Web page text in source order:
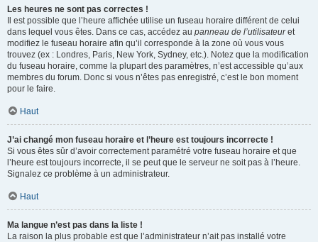
Les heures ne sont pas correctes !
Il est possible que l’heure affichée utilise un fuseau horaire différent de celui
dans lequel vous êtes. Dans ce cas, accédez au panneau de l’utilisateuret
modifiez le fuseau horaire afin qu’il corresponde à la zone où vous vous
trouvez (ex : Londres, Paris, New York, Sydney, etc.). Notez que la modification
du fuseau horaire, comme la plupart des paramètres, n’est accessible qu’aux
membres du forum. Donc si vous n’êtes pas enregistré, c’est le bon moment
pour le faire.
Haut
J’ai changé mon fuseau horaire et l’heure est toujours incorrecte !
Si vous êtes sûr d’avoir correctement paramétré votre fuseau horaire et que
l’heure est toujours incorrecte, il se peut que le serveur ne soit pas à l’heure.
Signalez ce problème à un administrateur.
Haut
Ma langue n’est pas dans la liste !
La raison la plus probable est que l’administrateur n’ait pas installé votre